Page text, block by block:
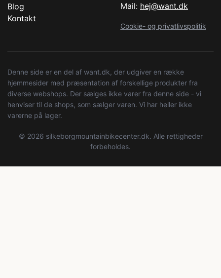
Blog
Kontakt
Mail: hej@want.dk
Cookie- og privatlivspolitik
Denne side er en del af want.dk, der udgiver en række
hjemmesider med præsentation af forskellige produkter fra
diverse webshops. Der sælges ikke varer fra denne side - vi
henviser til de shops, som sælger varen. Vi har heller ikke
varerne på lager.
© 2026 silkeborgmountainbikecenter.dk. Alle rettigheder
forbeholdes.